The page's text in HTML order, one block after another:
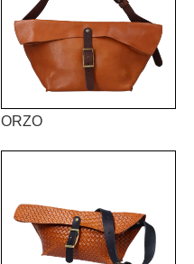
ORZO